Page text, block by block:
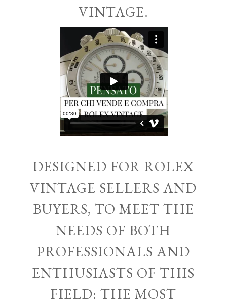
VINTAGE.
DESIGNED FOR ROLEX
VINTAGE SELLERS AND
BUYERS, TO MEET THE
NEEDS OF BOTH
PROFESSIONALS AND
ENTHUSIASTS OF THIS
FIELD: THE MOST